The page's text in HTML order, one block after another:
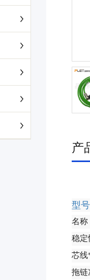
产
型
名称
稳定
芯线
拖链